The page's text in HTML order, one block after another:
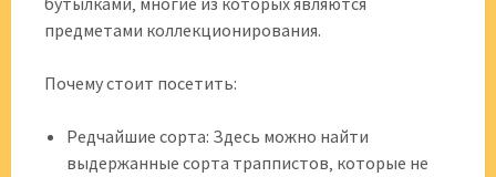
предметами коллекционирования.
Почему стоит посетить:
Редчайшие сорта: Здесь можно найти
выдержанные сорта траппистов‚ которые не